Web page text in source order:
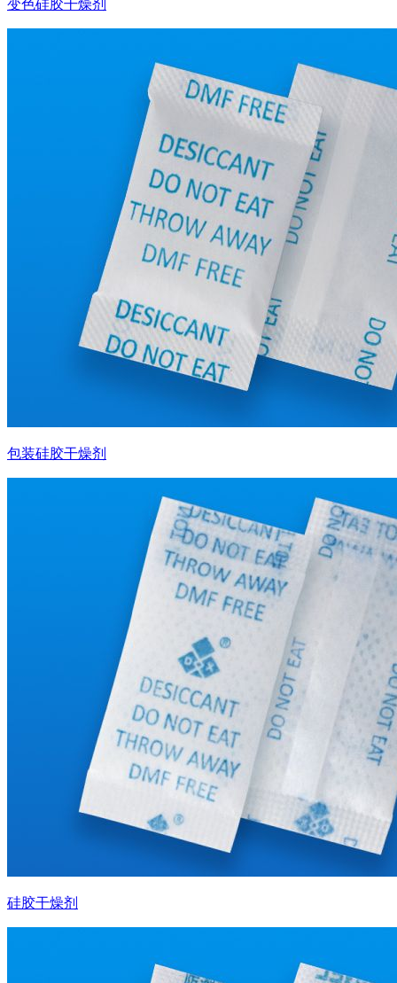
变色硅胶干燥剂
包装硅胶干燥剂
硅胶干燥剂